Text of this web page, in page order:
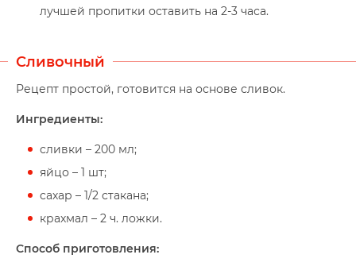
лучшей пропитки оставить на 2-3 часа.
Сливочный
Рецепт простой, готовится на основе сливок.
Ингредиенты:
сливки – 200 мл;
яйцо – 1 шт;
сахар – 1/2 стакана;
крахмал – 2 ч. ложки.
Способ приготовления: